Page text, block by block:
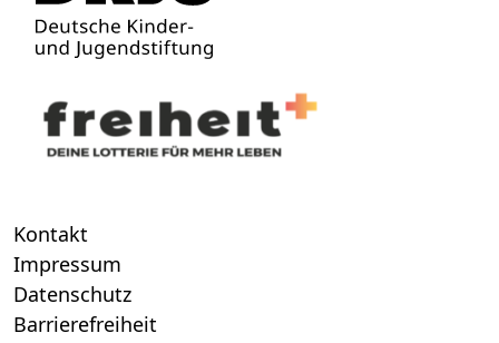
Kontakt
Impressum
Datenschutz
Barrierefreiheit